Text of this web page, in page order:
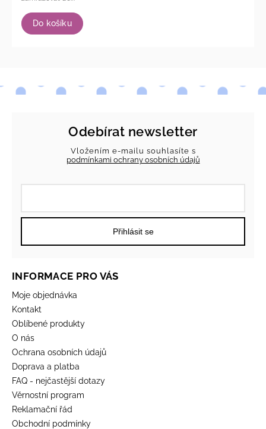
Do košíku
Odebírat newsletter
Vložením e-mailu souhlasíte s
podmínkami ochrany osobních údajů
Přihlásit se
INFORMACE PRO VÁS
Moje objednávka
Kontakt
Oblíbené produkty
O nás
Ochrana osobních údajů
Doprava a platba
FAQ - nejčastější dotazy
Věrnostní program
Reklamační řád
Obchodní podmínky